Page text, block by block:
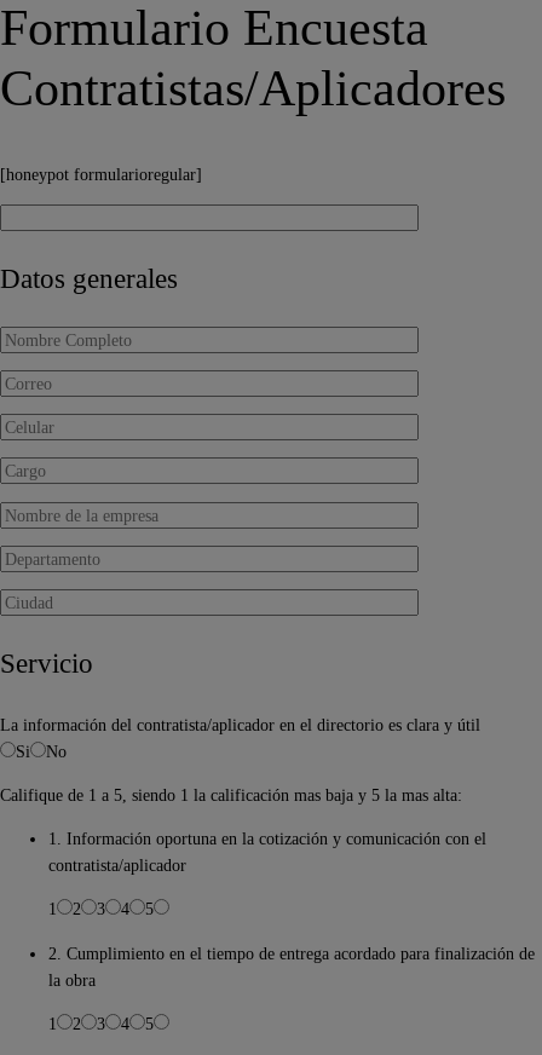
Formulario Encuesta
Contratistas/Aplicadores
[honeypot formularioregular]
Datos generales
Servicio
La información del contratista/aplicador en el directorio es clara y útil
Si
No
Califique de 1 a 5, siendo 1 la calificación mas baja y 5 la mas alta:
1. Información oportuna en la cotización y comunicación con el
contratista/aplicador
1 2 3 4 5
2. Cumplimiento en el tiempo de entrega acordado para finalización de
la obra
1 2 3 4 5